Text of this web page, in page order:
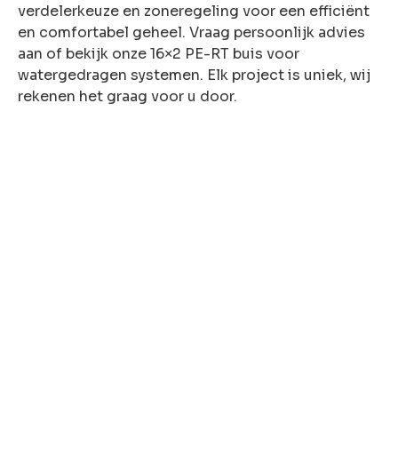
verdelerkeuze en zoneregeling voor een efficiënt
en comfortabel geheel. Vraag persoonlijk advies
aan of bekijk onze 16×2 PE-RT buis voor
watergedragen systemen. Elk project is uniek, wij
rekenen het graag voor u door.